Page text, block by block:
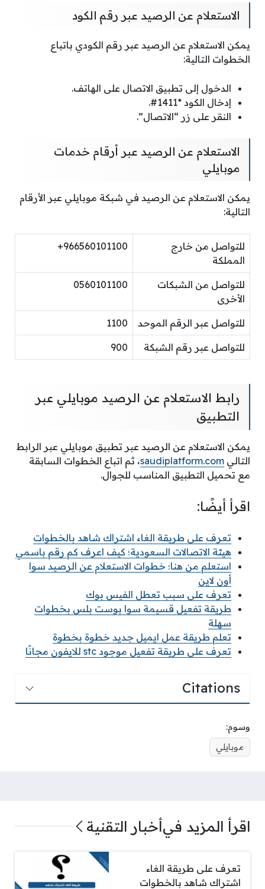
الاستعلام عن الرصيد عبر رقم الكود
يمكن الاستعلام عن الرصيد عبر رقم الكودي باتباع
الخطوات التالية:
الدخول إلى تطبيق الاتصال على الهاتف.
إدخال الكود *1411#.
النقر على زر “الاتصال”.
الاستعلام عن الرصيد عبر أرقام خدمات
موبايلي
يمكن الاستعلام عن الرصيد في شبكة موبايلي عبر الأرقام
التالية:
للتواصل من خارج
المملكة
966560101100+
للتواصل من الشبكات
الأخرى
0560101100
للتواصل عبر الرقم الموحد 1100
للتواصل عبر رقم الشبكة 900
رابط الاستعلام عن الرصيد موبايلي عبر
التطبيق
يمكن الاستعلام عن الرصيد عبر تطبيق موبايلي عبر الرابط
التالي saudiplatform.com، ثم اتباع الخطوات السابقة
مع تحميل التطبيق المناسب للجوال.
اقرأ أيضًا:
تعرف على طريقة الغاء اشتراك شاهد بالخطوات
هيئة الاتصالات السعودية؛ كيف اعرف كم رقم باسمي
استعلم من هنا؛ خطوات الاستعلام عن الرصيد سوا
أون لاين
تعرف على سبب تعطل الفيس بوك
طريقة تفعيل قسيمة سوا بوست بلس بخطوات
سهلة
تعلم طريقة عمل ايميل جديد خطوة بخطوة
تعرف على طريقة تفعيل موجود stc للايفون مجانًا
Citations
وسوم:
موبايلي
اقرأ المزيد فيأخبار التقنية
تعرف على طريقة الغاء
اشتراك شاهد بالخطوات